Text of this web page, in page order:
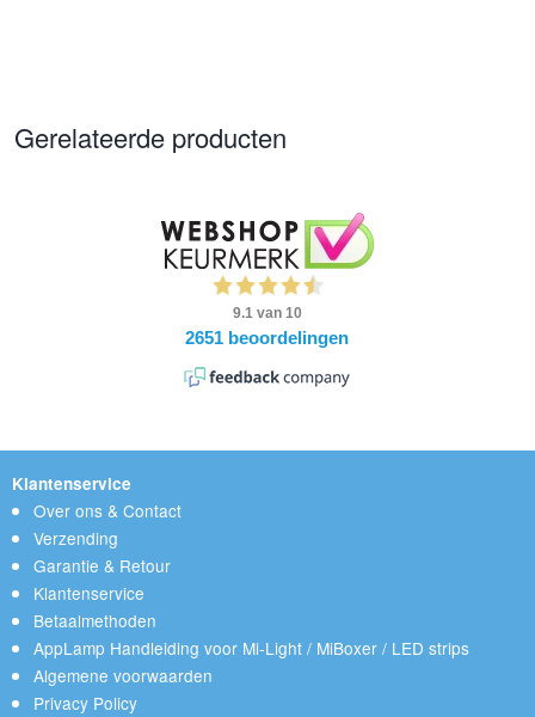
Gerelateerde producten
Klantenservice
Over ons & Contact
Verzending
Garantie & Retour
Klantenservice
Betaalmethoden
AppLamp Handleiding voor Mi-Light / MiBoxer / LED strips
Algemene voorwaarden
Privacy Policy